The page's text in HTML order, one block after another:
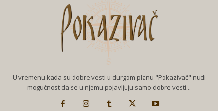
U vremenu kada su dobre vesti u durgom planu "Pokazivač" nudi
mogućnost da se u njemu pojavljuju samo dobre vesti...